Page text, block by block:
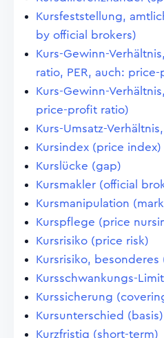
Kursfeststellung,
by official brokers)
Kurs-Gewinn-
ratio, PER, auch:
Kurs-Gewinn-
price-profit ratio)
Kurs-Umsatz-
Kursindex (price index)
Kurslücke (gap)
Kursmakler (official
Kursmanipulation
Kurspflege (price
Kursrisiko (price risk)
Kursrisiko,
Kursschwankungs-
Kurssicherung
Kursunterschied (basis)
Kurzfristig (short-term)